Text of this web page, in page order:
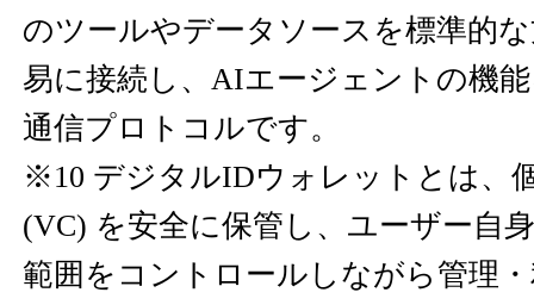
のツールやデータソースを標準的
易に接続し、AIエージェントの機
通信プロトコルです。
※10 デジタルIDウォレットとは、
(VC) を安全に保管し、ユーザー自
範囲をコントロールしながら管理